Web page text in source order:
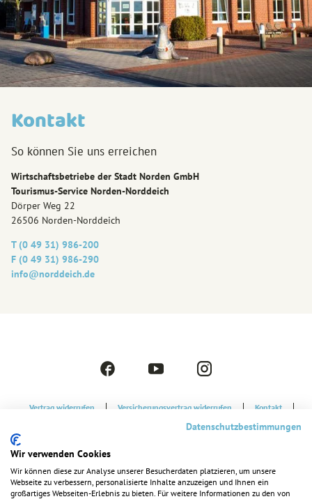
Kontakt
So können Sie uns erreichen
Wirtschaftsbetriebe der Stadt Norden GmbH
Tourismus-Service Norden-Norddeich
Dörper Weg 22
26506 Norden-Norddeich
T (0 49 31) 986-200
F (0 49 31) 986-290
info@‎norddeich.de
F
o
k
Y
t
I
t
a
a
m
Vertrag widerrufen Versicherungsvertrag widerrufen
Kontakt
Datenschutzerklärung
Datenschutzbestimmungen
Wir verwenden Cookies
Wir können diese zur Analyse unserer Besucherdaten platzieren, um unsere
Webseite zu verbessern, personalisierte Inhalte anzuzeigen und Ihnen ein
großartiges Webseiten-Erlebnis zu bieten. Für weitere Informationen zu den von